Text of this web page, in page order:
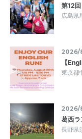
第12
広島県
2026/
【
東京都
2026/
葛西
長野県